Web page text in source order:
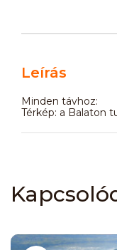
Leírás
Minden távhoz:
Térkép: a Balaton